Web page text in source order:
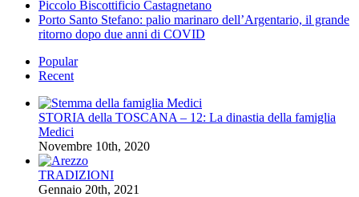
Piccolo Biscottificio Castagnetano
Porto Santo Stefano: palio marinaro dell’Argentario, il grande
ritorno dopo due anni di COVID
Popular
Recent
STORIA della TOSCANA – 12: La dinastia della famiglia
Medici
Novembre 10th, 2020
TRADIZIONI
Gennaio 20th, 2021